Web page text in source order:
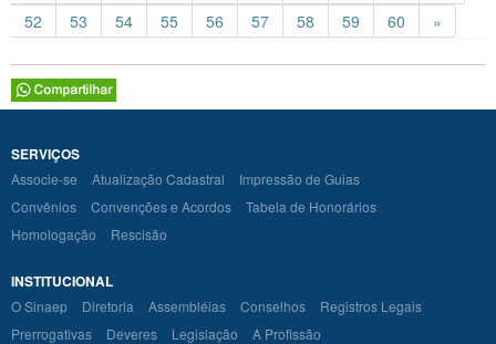
52
53 54 55 56 57 58 59 60 »
SERVIÇOS
Associe-se Atualização Cadastral
Impressão de Guias
Convênios
Convenções e Acordos
Tabela de Honorários
Homologação
Rescisão
INSTITUCIONAL
O Sinaep Diretoria Assembléias Conselhos
Registros Legais
Prerrogativas
Deveres Legislação A Profissão